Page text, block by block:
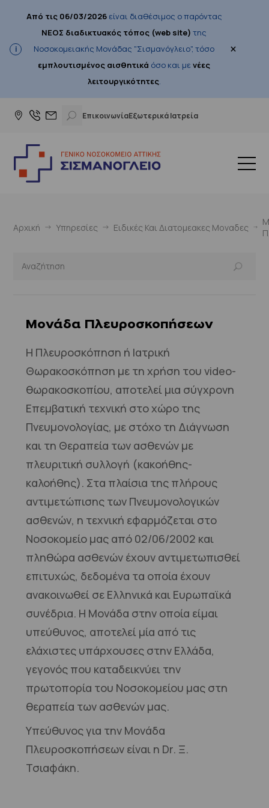
Από τις 06/03/2026είναι διαθέσιμος ο παρόντας
ΝΕΟΣ διαδικτυακός τόπος (web site) της
Νοσοκομειακής Μονάδας "Σισμανόγλειο", τόσο
εμπλουτισμένος αισθητικά όσο και μενέες
λειτουργικότητες.
×
ΕπικοινωνίαΕξωτερικά Ιατρεία
Αρχική Υπηρεσίες Ειδικές Και Διατομεακες Μοναδες
Μονάδα Πλευροσκοπήσεων
Η Πλευροσκόπηση ή Ιατρική
Θωρακοσκόπηση με τη χρήση του video-
θωρακοσκοπίου, αποτελεί μια σύγχρονη
Επεμβατική τεχνική στο χώρο της
Πνευμονολογίας, με στόχο τη Διάγνωση
και τη Θεραπεία των ασθενών με
πλευριτική συλλογή (κακοήθης-
καλοήθης). Στα πλαίσια της πλήρους
αντιμετώπισης των Πνευμονολογικών
ασθενών, η τεχνική εφαρμόζεται στο
Νοσοκομείο μας από 02/06/2002 και
πληθώρα ασθενών έχουν αντιμετωπισθεί
επιτυχώς, δεδομένα τα οποία έχουν
ανακοινωθεί σε Ελληνικά και Ευρωπαϊκά
συνέδρια. Η Μονάδα στην οποία είμαι
υπεύθυνος, αποτελεί μία από τις
ελάχιστες υπάρχουσες στην Ελλάδα,
γεγονός που καταδεικνύει την
πρωτοπορία του Νοσοκομείου μας στη
θεραπεία των ασθενών μας.
Υπεύθυνος για την Μονάδα
Πλευροσκοπήσεων είναι η Dr. Ξ.
Τσιαφάκη.